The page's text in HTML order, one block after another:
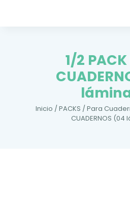
1/2 PACK
Inicio /PACKS /Para
CUADERNOS (04